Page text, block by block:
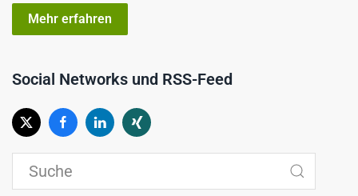
Mehr erfahren
Social Networks und RSS-Feed